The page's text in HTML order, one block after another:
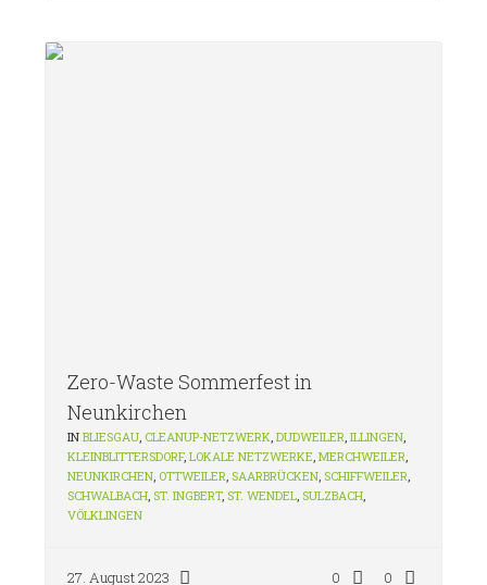
Zero-Waste Sommerfest in
Neunkirchen
INBLIESGAU, CLEANUP-NETZWERK,DUDWEILER,ILLINGEN,
KLEINBLITTERSDORF,LOKALE NETZWERKE,MERCHWEILER,
NEUNKIRCHEN, OTTWEILER,SAARBRÜCKEN,SCHIFFWEILER,
SCHWALBACH,ST. INGBERT,ST. WENDEL,SULZBACH,
VÖLKLINGEN
0
0
27. August 2023